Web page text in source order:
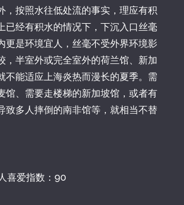
，按照水往低处流的事实，理应有积
已经有积水的情况下，下沉入口丝毫
更是环境宜人，丝毫不受外界环境影
，半室外或完全室外的荷兰馆、新加
不能适应上海炎热而漫长的夏季。需
馆、需要走楼梯的新加坡馆，或者有
致多人摔倒的南非馆等，就相当不替
爱指数：90